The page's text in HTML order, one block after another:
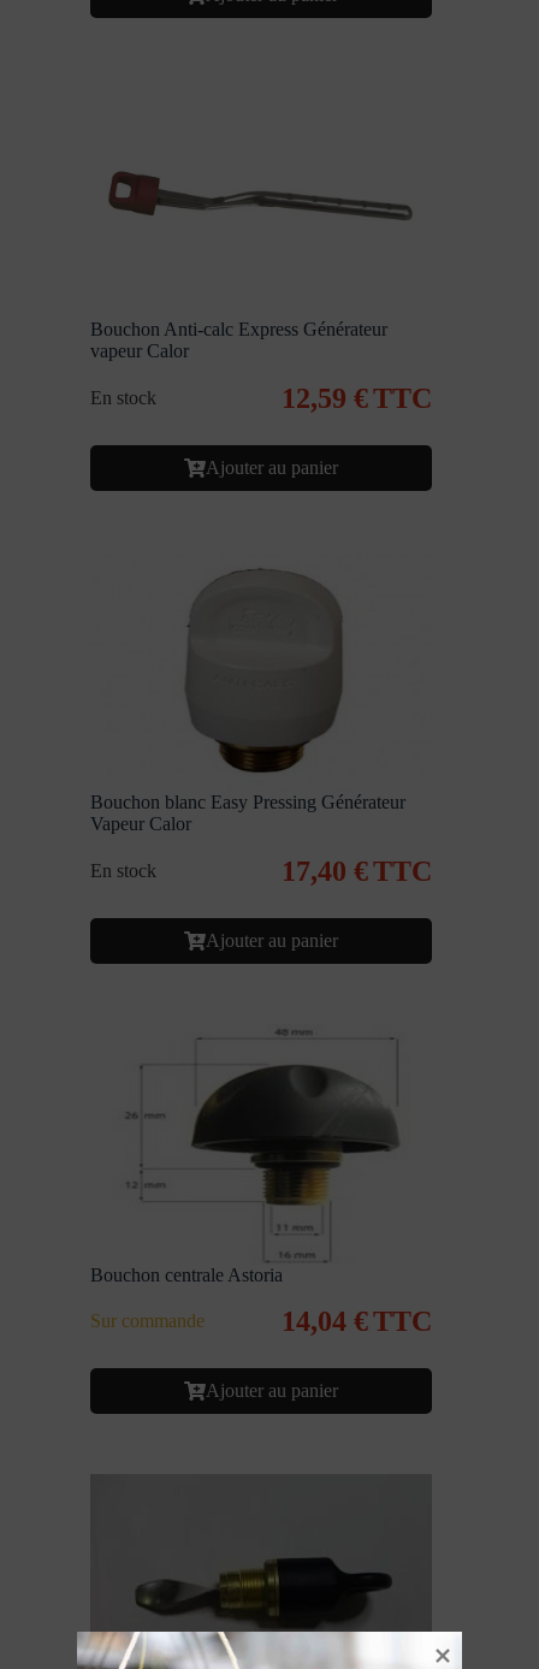
Bouchon Anti-calc Express Générateur
vapeur Calor
En stock 12,59 €TTC
Ajouter au panier
Bouchon blanc Easy Pressing Générateur
Vapeur Calor
En stock 17,40 €TTC
Ajouter au panier
Bouchon centrale Astoria
Sur commande 14,04 €TTC
Ajouter au panier